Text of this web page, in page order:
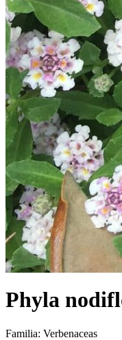
Phyla
Familia: Verbenaceas